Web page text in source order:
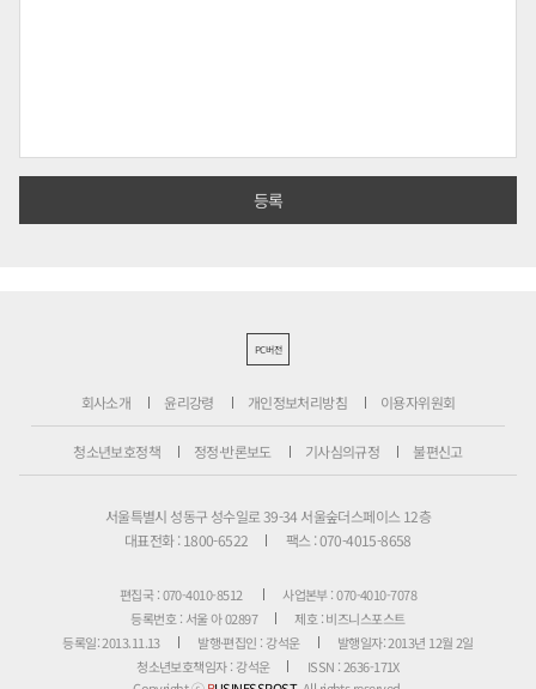
PC버전
회사소개 윤리강령 개인정보처리방침 이용자위원회
청소년보호정책 정정·반론보도 기사심의규정 불편신고
서울특별시 성동구 성수일로 39-34 서울숲더스페이스 12층
대표전화 : 1800-6522
팩스 : 070-4015-8658
편집국 : 070-4010-8512
사업본부 : 070-4010-7078
등록번호 : 서울 아 02897
제호 : 비즈니스포스트
등록일: 2013.11.13
발행·편집인 : 강석운
발행일자: 2013년 12월 2일
청소년보호책임자 : 강석운
ISSN : 2636-171X